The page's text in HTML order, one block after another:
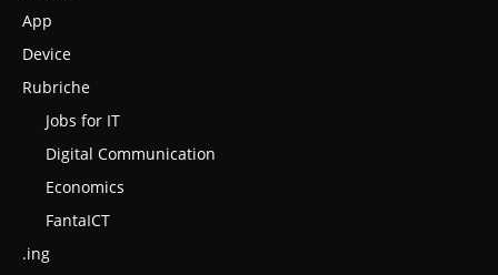
App
Device
Rubriche
Jobs for IT
Digital Communication
Economics
FantaICT
.ing